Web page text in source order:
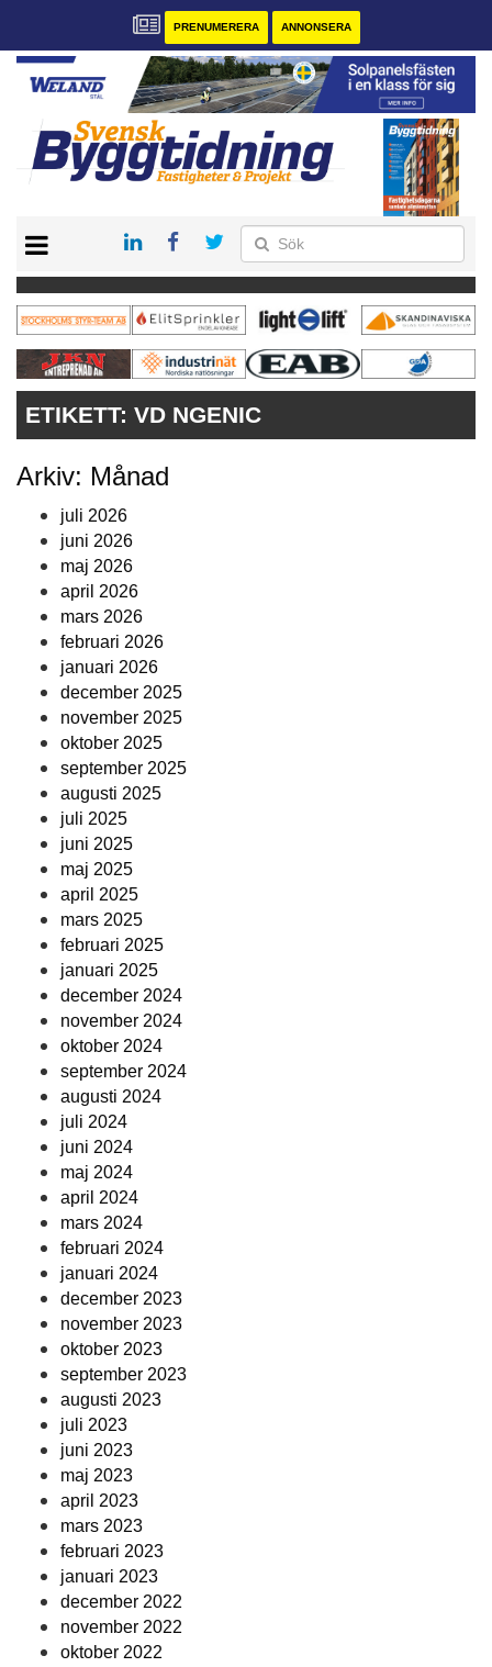
PRENUMERERA ANNONSERA
PRENUMERERA
VÅRA ANDRA MAGASIN
ANNONSERA
KONTAKT
ETIKETT: VD NGENIC
Arkiv: Månad
juli 2026
juni 2026
maj 2026
april 2026
mars 2026
februari 2026
januari 2026
december 2025
november 2025
oktober 2025
september 2025
augusti 2025
juli 2025
juni 2025
maj 2025
april 2025
mars 2025
februari 2025
januari 2025
december 2024
november 2024
oktober 2024
september 2024
augusti 2024
juli 2024
juni 2024
maj 2024
april 2024
mars 2024
februari 2024
januari 2024
december 2023
november 2023
oktober 2023
september 2023
augusti 2023
juli 2023
juni 2023
maj 2023
april 2023
mars 2023
februari 2023
januari 2023
december 2022
november 2022
oktober 2022